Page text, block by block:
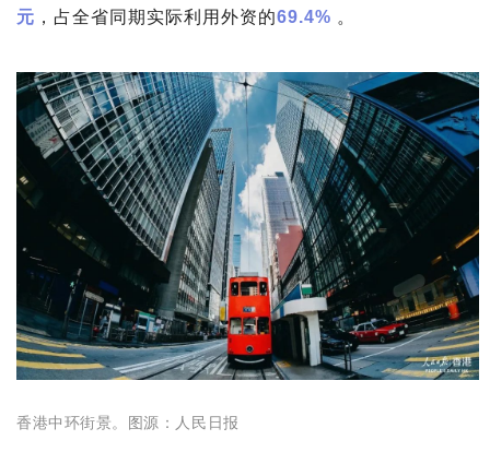
元 ，占全省同期实际利用外资的69.4% 。
香港中环街景。 图源： 人民日报